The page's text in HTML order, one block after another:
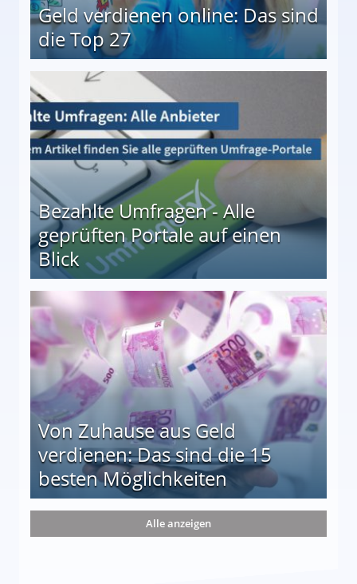
Geld verdienen online: Das sind
die Top 27
Bezahlte Umfragen - Alle
geprüften Portale auf einen
Blick
auf einen Blick
Von Zuhause aus Geld
verdienen: Das sind die 15
besten Möglichkeiten
die 15 besten Möglichkeiten
Alle anzeigen